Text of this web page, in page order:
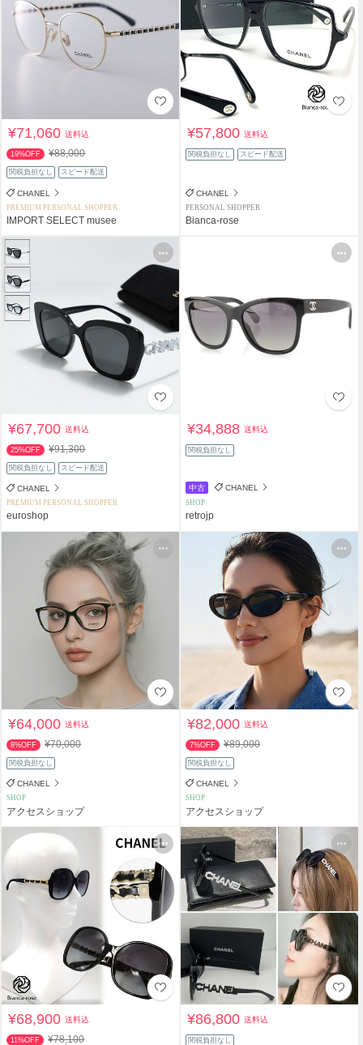
¥71,060送料込
19%OFF ¥88,000
関税負担なし スピード配送
CHANEL
PREMIUM PERSONAL SHOPPER
IMPORT SELECT musee
¥57,800送料込
関税負担なし スピード配送
CHANEL
PERSONAL SHOPPER
Bianca-rose
¥67,700送料込
25%OFF ¥91,300
関税負担なし スピード配送
CHANEL
PREMIUM PERSONAL SHOPPER
euroshop
¥34,888送料込
関税負担なし
中古 CHANEL
SHOP
retrojp
¥64,000送料込
8%OFF ¥70,000
関税負担なし
CHANEL
SHOP
アクセスショップ
¥82,000送料込
7%OFF ¥89,000
関税負担なし
CHANEL
SHOP
アクセスショップ
¥68,900送料込
11%OFF ¥78,100
¥86,800送料込
関税負担なし